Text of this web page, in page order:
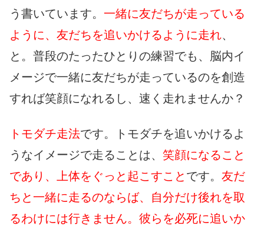
う書いています。 一緒に友だちが走っている
ように、友だちを追いかけるように走れ、
と。普段のたったひとりの練習でも、脳内イ
メージで一緒に友だちが走っているのを創造
すれば笑顔になれるし、速く走れませんか？
トモダチ走法です。トモダチを追いかけるよ
うなイメージで走ることは、 笑顔になること
であり、上体をぐっと起こすこと です。 友だ
ちと一緒に走るのならば、自分だけ後れを取
るわけには行きません。彼らを必死に追いか